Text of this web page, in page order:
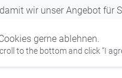
to the bottom and click “I
wir unser Angebot für
gerne ablehnen.